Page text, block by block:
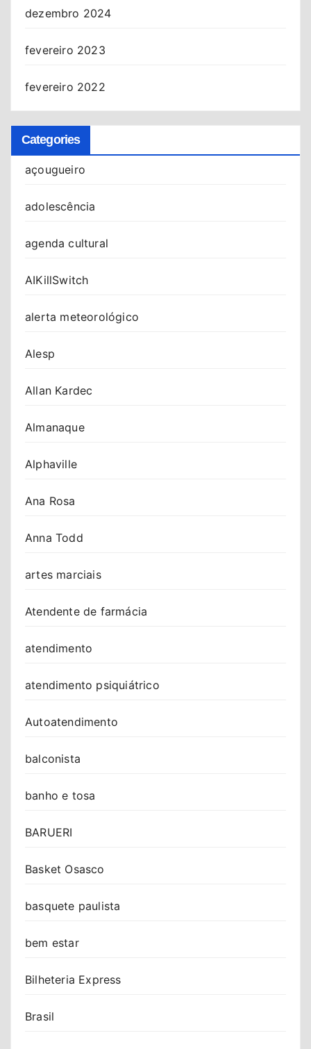
dezembro 2024
fevereiro 2023
fevereiro 2022
Categories
açougueiro
adolescência
agenda cultural
AIKillSwitch
alerta meteorológico
Alesp
Allan Kardec
Almanaque
Alphaville
Ana Rosa
Anna Todd
artes marciais
Atendente de farmácia
atendimento
atendimento psiquiátrico
Autoatendimento
balconista
banho e tosa
BARUERI
Basket Osasco
basquete paulista
bem estar
Bilheteria Express
Brasil